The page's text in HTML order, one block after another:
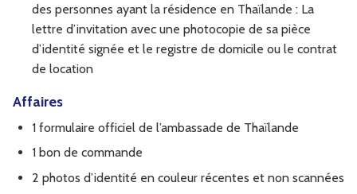
des personnes ayant la résidence en Thaïlande : La
lettre d’invitation avec une photocopie de sa pièce
d’identité signée et le registre de domicile ou le contrat
de location
Affaires
1 formulaire officiel de l’ambassade de Thaïlande
1 bon de commande
2 photos d’identité en couleur récentes et non scannées